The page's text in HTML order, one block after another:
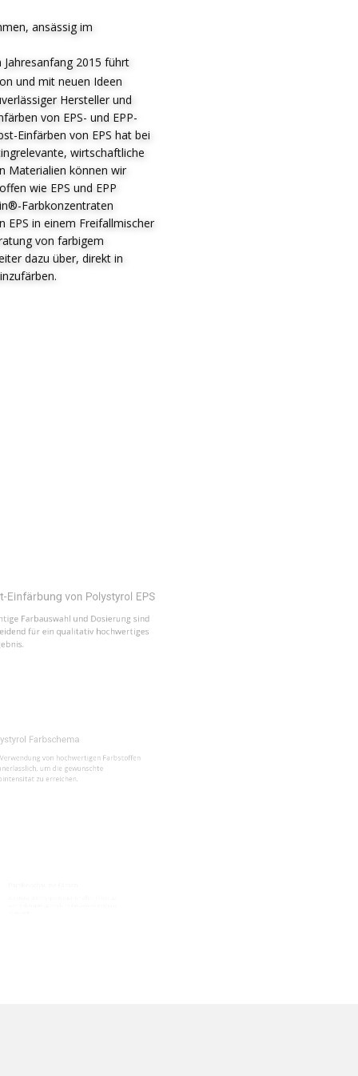
ansässig im
2015 führt
und mit neuen Ideen
Hersteller und
von EPS- und EPP-
Einfärben von EPS hat bei
wirtschaftliche
Materialien können wir
wie EPS und EPP
Farbkonzentraten
EPS in einem Freifallmischer
von farbigem
dazu über, direkt in
und Dosierung sind
für ein qualitativ hochwertiges
von hochwertigen Farbstoffen
um die gewünschte